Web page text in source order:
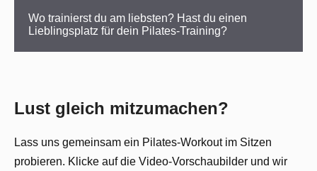
Wo trainierst du am liebsten? Hast du einen
Lieblingsplatz für dein Pilates-Training?
Lust gleich mitzumachen?
Lass uns gemeinsam ein Pilates-Workout im Sitzen
probieren. Klicke auf die Video-Vorschaubilder und wir